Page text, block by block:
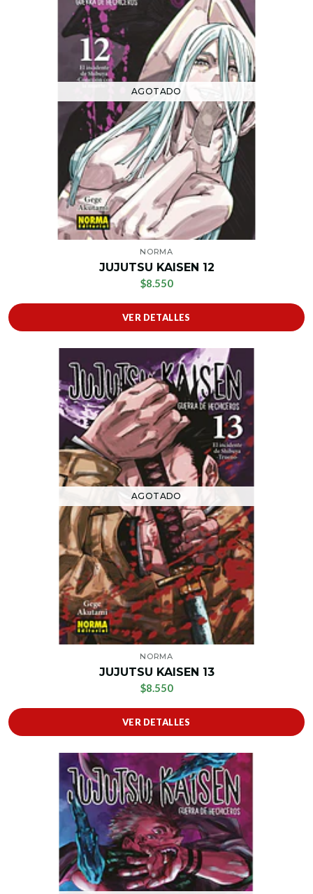
AGOTADO
NORMA
JUJUTSU KAISEN 12
$8.550
VER DETALLES
AGOTADO
NORMA
JUJUTSU KAISEN 13
$8.550
VER DETALLES